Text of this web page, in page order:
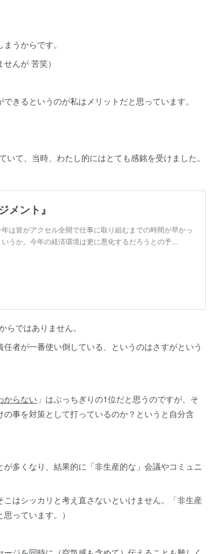
うからです。
んが 苦笑）
きるというのが私はメリットだと思っています。
て、当時、わたし的にはとても感銘を受けました。
メント』
は皆がアクセル全開で仕事に取り組むまでの時間が早かっ
うか。今年の経済環境は更に悪化するだろうとの予…
ではありません。
者が一番使い倒している、というのはさすがという
からない 」はぶっちぎりの1位だと思うのですが、そ
事を対策として打っているのか？というと自分含
多くなり、結果的に「非生産的な」会議やコミュニ
はシッカリと考え直さないといけません。「非生産
っています。）